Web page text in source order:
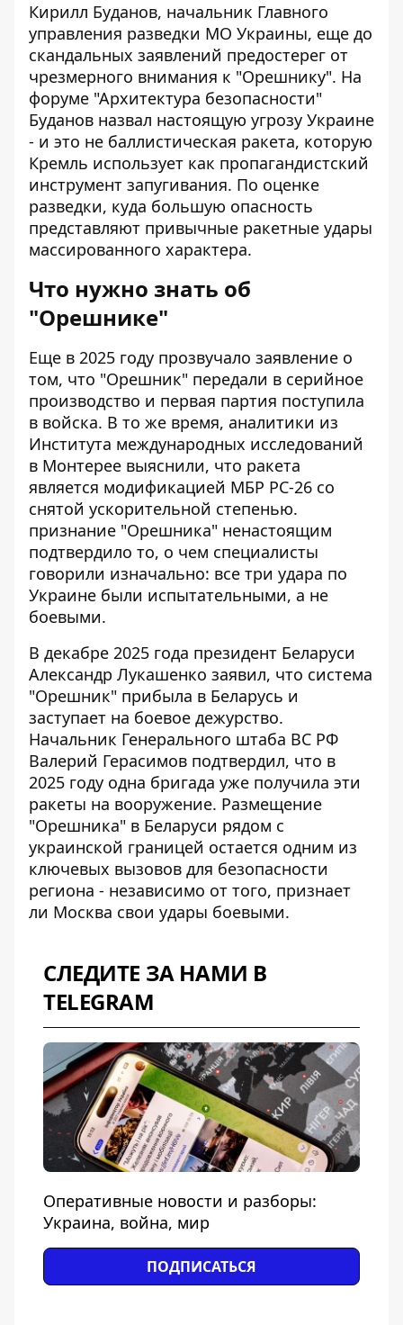
Кирилл Буданов, начальник Главного
управления разведки МО Украины, еще до
скандальных заявлений предостерег от
чрезмерного внимания к "Орешнику". На
форуме "Архитектура безопасности"
Буданов назвал настоящую угрозу Украине
- и это не баллистическая ракета, которую
Кремль использует как пропагандистский
инструмент запугивания. По оценке
разведки, куда большую опасность
представляют привычные ракетные удары
массированного характера.
Что нужно знать об
"Орешнике"
Еще в 2025 году прозвучало заявление о
том, что "Орешник" передали в серийное
производство и первая партия поступила
в войска. В то же время, аналитики из
Института международных исследований
в Монтерее выяснили, что ракета
является модификацией МБР РС-26 со
снятой ускорительной степенью.
признание "Орешника" ненастоящим
подтвердило то, о чем специалисты
говорили изначально: все три удара по
Украине были испытательными, а не
боевыми.
В декабре 2025 года президент Беларуси
Александр Лукашенко заявил, что система
"Орешник" прибыла в Беларусь и
заступает на боевое дежурство.
Начальник Генерального штаба ВС РФ
Валерий Герасимов подтвердил, что в
2025 году одна бригада уже получила эти
ракеты на вооружение. Размещение
"Орешника" в Беларуси рядом с
украинской границей остается одним из
ключевых вызовов для безопасности
региона - независимо от того, признает
ли Москва свои удары боевыми.
СЛЕДИТЕ ЗА НАМИ В
TELEGRAM
Оперативные новости и разборы:
Украина, война, мир
ПОДПИСАТЬСЯ